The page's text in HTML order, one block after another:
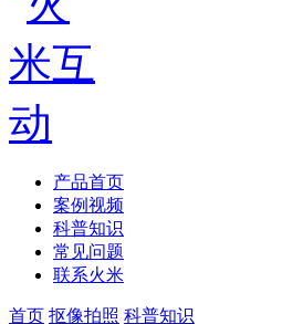
产品首页
案例视频
科普知识
常见问题
联系火米
首页 抠像拍照 科普知识